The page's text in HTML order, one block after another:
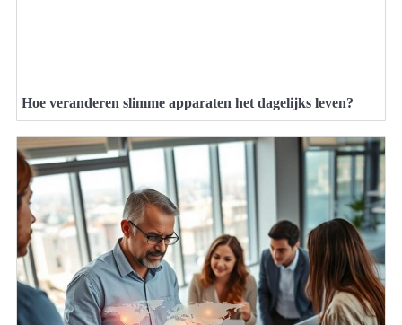
Hoe veranderen slimme apparaten het dagelijks leven?